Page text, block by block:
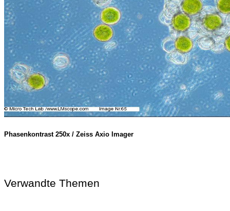
Phasenkontrast 250x / Zeiss Axio Imager
Verwandte Themen